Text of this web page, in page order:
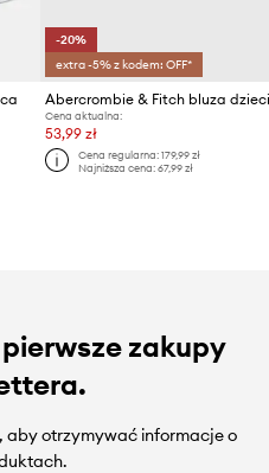
-20%
extra -5% z kodem: OFF*
Abercrombie & Fitch bluza
Cena aktualna:
53,99 zł
Cena regularna: 179,99 zł
Najniższa cena: 67,99 zł
zakupy
aby otrzymywać informacje o